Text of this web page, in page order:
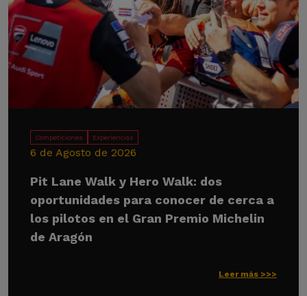
Competiciones Experiencias
6 de Agosto de 2026
Pit Lane Walk y Hero Walk: dos
oportunidades para conocer de cerca a
los pilotos en el Gran Premio Michelin
de Aragón
Leer más >>>